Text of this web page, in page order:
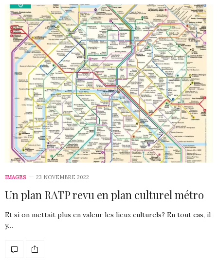
IMAGES 23 NOVEMBRE 2022
Un plan RATP revu en plan culturel métro
Et si on mettait plus en valeur les lieux culturels? En tout cas, il
y…